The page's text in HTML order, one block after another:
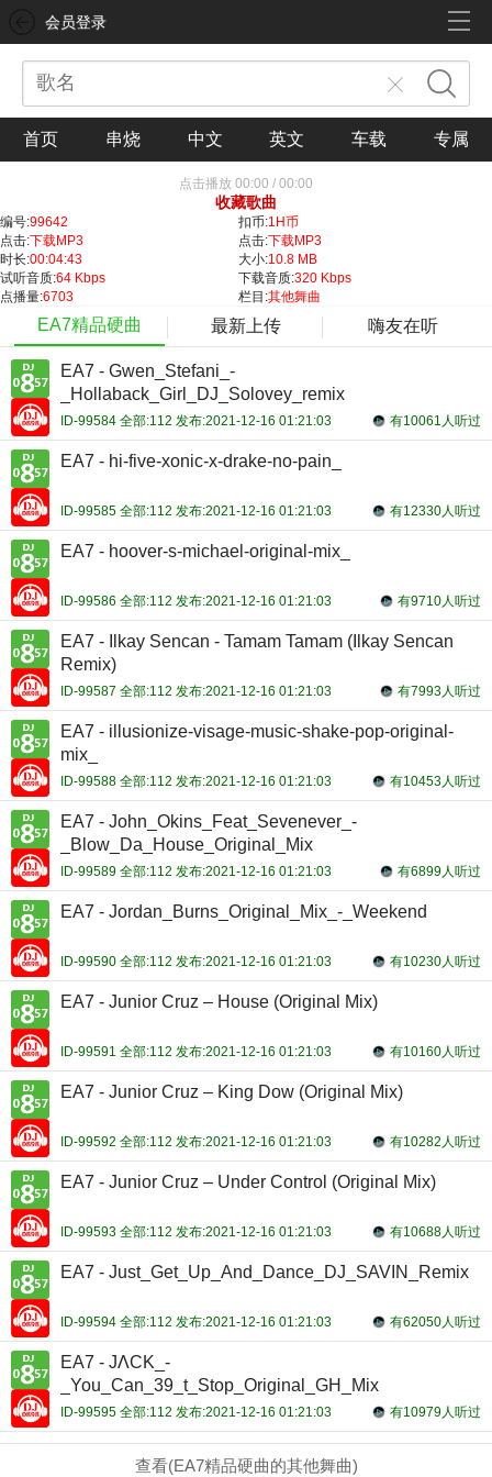
会员登录
首页 串烧 中文 英文 车载 专属
点击播放 00:00 / 00:00
收藏歌曲
编号:99642 扣币:1H币
点击:下载MP3 点击:下载MP3
时长:00:04:43 大小:10.8 MB
试听音质:64 Kbps 下载音质:320 Kbps
点播量:6703 栏目:其他舞曲
EA7精品硬曲 最新上传 嗨友在听
EA7 - Gwen_Stefani_-
_Hollaback_Girl_DJ_Solovey_remix
有10061人听过
ID-99584 全部:112 发布:2021-12-16 01:21:03
EA7 - hi-five-xonic-x-drake-no-pain_
有12330人听过
ID-99585 全部:112 发布:2021-12-16 01:21:03
EA7 - hoover-s-michael-original-mix_
有9710人听过
ID-99586 全部:112 发布:2021-12-16 01:21:03
EA7 - Ilkay Sencan - Tamam Tamam (Ilkay Sencan
Remix)
有7993人听过
ID-99587 全部:112 发布:2021-12-16 01:21:03
EA7 - illusionize-visage-music-shake-pop-original-
mix_
有10453人听过
ID-99588 全部:112 发布:2021-12-16 01:21:03
EA7 - John_Okins_Feat_Sevenever_-
_Blow_Da_House_Original_Mix
有6899人听过
ID-99589 全部:112 发布:2021-12-16 01:21:03
EA7 - Jordan_Burns_Original_Mix_-_Weekend
有10230人听过
ID-99590 全部:112 发布:2021-12-16 01:21:03
EA7 - Junior Cruz – House (Original Mix)
有10160人听过
ID-99591 全部:112 发布:2021-12-16 01:21:03
EA7 - Junior Cruz – King Dow (Original Mix)
有10282人听过
ID-99592 全部:112 发布:2021-12-16 01:21:03
EA7 - Junior Cruz – Under Control (Original Mix)
有10688人听过
ID-99593 全部:112 发布:2021-12-16 01:21:03
EA7 - Just_Get_Up_And_Dance_DJ_SAVIN_Remix
有62050人听过
ID-99594 全部:112 发布:2021-12-16 01:21:03
EA7 - JΛCK_-
_You_Can_39_t_Stop_Original_GH_Mix
有10979人听过
ID-99595 全部:112 发布:2021-12-16 01:21:03
查看(EA7精品硬曲的其他舞曲)